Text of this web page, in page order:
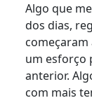
Algo que
dos dias,
começaram
um esforço
anterior.
com mais